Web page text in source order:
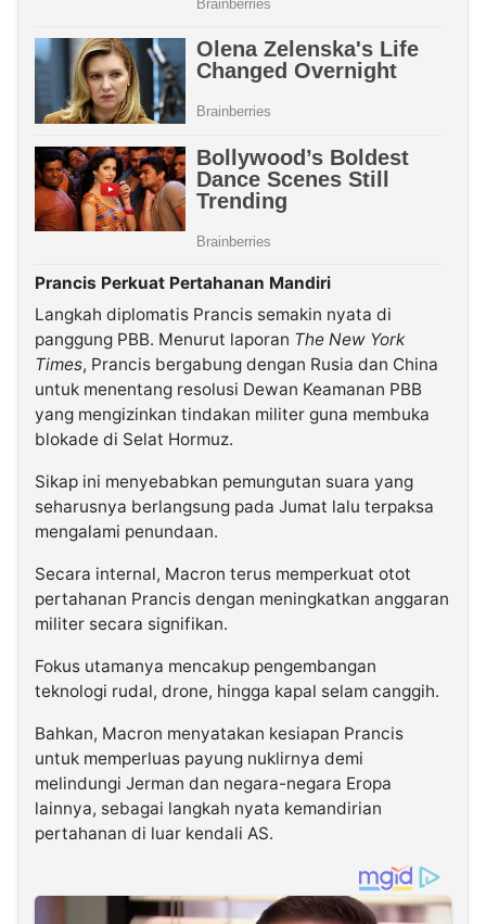
Prancis Perkuat Pertahanan Mandiri
Langkah diplomatis Prancis semakin nyata di
panggung PBB. Menurut laporan The New York
Times, Prancis bergabung dengan Rusia dan China
untuk menentang resolusi Dewan Keamanan PBB
yang mengizinkan tindakan militer guna membuka
blokade di Selat Hormuz.
Sikap ini menyebabkan pemungutan suara yang
seharusnya berlangsung pada Jumat lalu terpaksa
mengalami penundaan.
Secara internal, Macron terus memperkuat otot
pertahanan Prancis dengan meningkatkan anggaran
militer secara signifikan.
Fokus utamanya mencakup pengembangan
teknologi rudal, drone, hingga kapal selam canggih.
Bahkan, Macron menyatakan kesiapan Prancis
untuk memperluas payung nuklirnya demi
melindungi Jerman dan negara-negara Eropa
lainnya, sebagai langkah nyata kemandirian
pertahanan di luar kendali AS.